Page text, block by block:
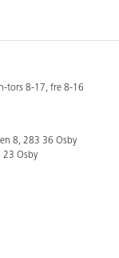
tors 8-17, fre 8-16
8, 283 36 Osby
23 Osby